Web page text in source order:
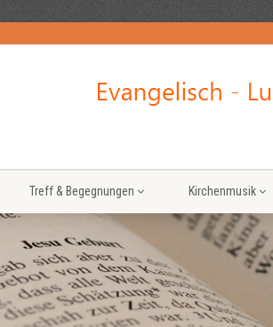
Treff & Begegnungen Kirchenmusik